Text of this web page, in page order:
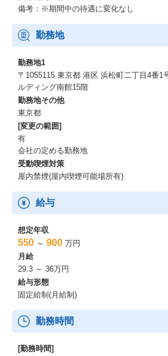
備考：※期間中の待遇に変化なし
勤務地
勤務地1
〒1055115 東京都 港区 浜松町二丁目4番1
ルディング南館15階
勤務地その他
東京都
[変更の範囲]
有
会社の定める勤務地
受動喫煙対策
屋内禁煙(屋内喫煙可能場所有)
給与
想定年収
550 ～ 900 万円
月給
29.3 ～ 36万円
給与形態
固定給制(月給制)
勤務時間
[勤務時間]